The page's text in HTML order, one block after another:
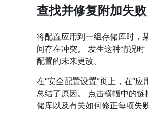
查找并修复附加失败
将配置应用到一组存储库时，
间存在冲突。 发生这种情况
配置的未来更改。
在“安全配置设置”页上，在“应
总结了原因。 点击横幅中的链
储库以及有关如何修正每项失